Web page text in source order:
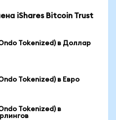
iShares Bitcoin Trust
Tokenized) в Доллар
Tokenized) в Евро
Tokenized) в